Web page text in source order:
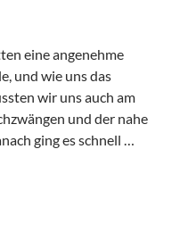
eine angenehme
und wie uns das
wir uns auch am
und der nahe
ging es schnell …